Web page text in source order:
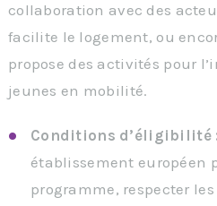
collaboration avec des
facilite le logement, ou
propose des activités pour
jeunes en mobilité.
Conditions d’éligibilité
établissement européen
programme, respecter les